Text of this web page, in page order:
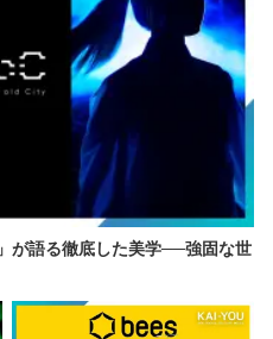
語る徹底した美学──強固な世